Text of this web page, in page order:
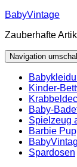
Zum
springen
BabyVintage
Zauberhafte
Navigation
Kinder-
Baby-
Spielzeug
Barbie
Spardosen